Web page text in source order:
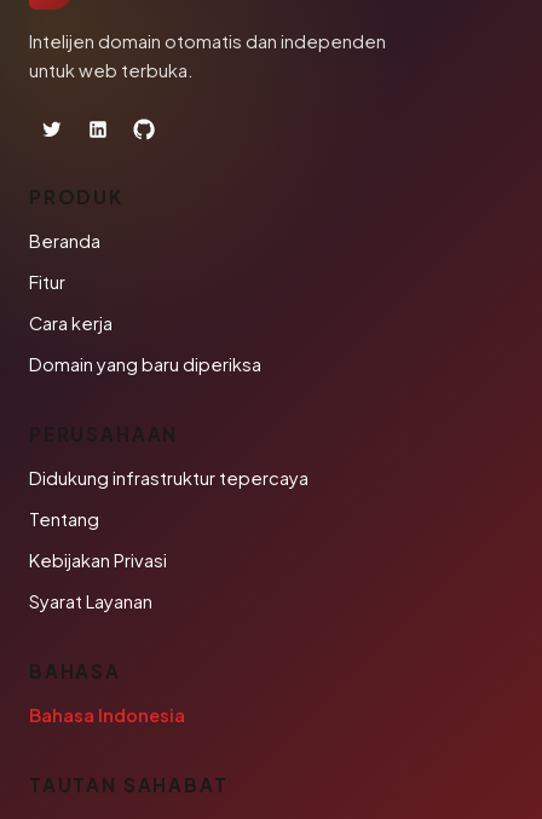
Intelijen domain otomatis dan independen
untuk web terbuka.
PRODUK
Beranda
Fitur
Cara kerja
Domain yang baru diperiksa
PERUSAHAAN
Didukung infrastruktur tepercaya
Tentang
Kebijakan Privasi
Syarat Layanan
BAHASA
Bahasa Indonesia
TAUTAN SAHABAT